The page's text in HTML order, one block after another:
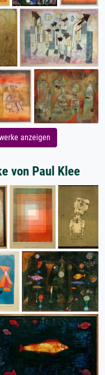
anzeigen
von Paul Klee